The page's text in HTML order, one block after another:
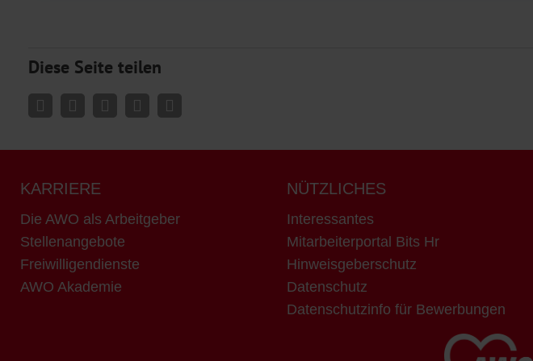
Diese Seite teilen
KARRIERE
Die AWO als Arbeitgeber
Stellenangebote
Freiwilligendienste
AWO Akademie
NÜTZLICHES
Interessantes
Mitarbeiterportal Bits Hr
Hinweisgeberschutz
Datenschutz
Datenschutzinfo für Bewerbungen